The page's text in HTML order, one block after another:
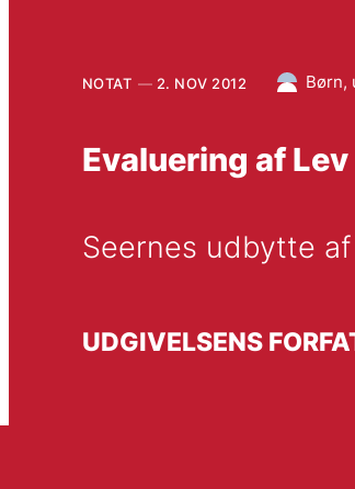
NOTAT 2. NOV 2012 Børn,
Evaluering af
Seernes udbytte
UDGIVELSENS